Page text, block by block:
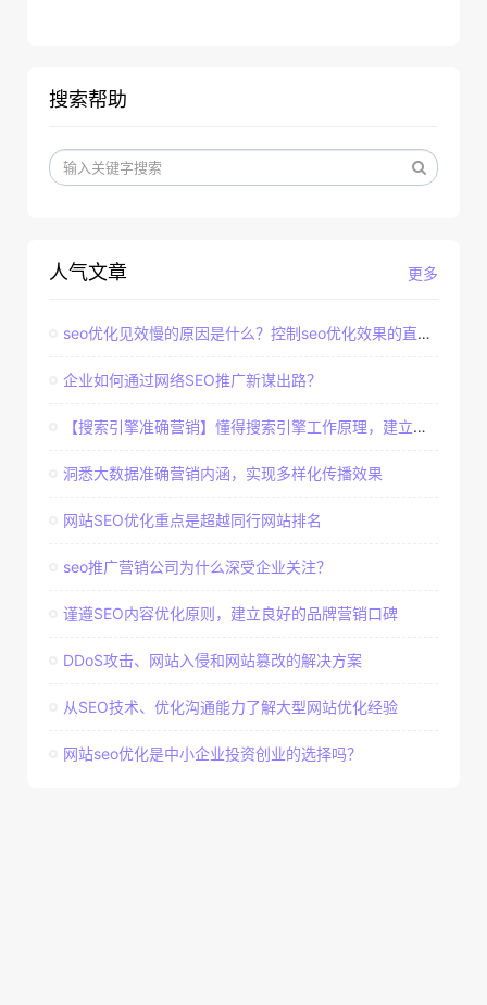
搜索帮助
更多
人气文章
seo优化见效慢的原因是什么？控制seo优化效果的直接因素
企业如何通过网络SEO推广新谋出路？
【搜索引擎准确营销】懂得搜索引擎工作原理，建立准确客户群体
洞悉大数据准确营销内涵，实现多样化传播效果
网站SEO优化重点是超越同行网站排名
seo推广营销公司为什么深受企业关注？
谨遵SEO内容优化原则，建立良好的品牌营销口碑
DDoS攻击、网站入侵和网站篡改的解决方案
从SEO技术、优化沟通能力了解大型网站优化经验
网站seo优化是中小企业投资创业的选择吗？